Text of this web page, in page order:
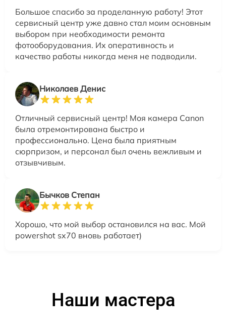
Большое спасибо за проделанную работу! Этот
сервисный центр уже давно стал моим основным
выбором при необходимости ремонта
фотооборудования. Их оперативность и
качество работы никогда меня не подводили.
Николаев Денис
Отличный сервисный центр! Моя камера Canon
была отремонтирована быстро и
профессионально. Цена была приятным
сюрпризом, и персонал был очень вежливым и
отзывчивым.
Бычков Степан
Хорошо, что мой выбор остановился на вас. Мой
powershot sx70 вновь работает)
Наши мастера